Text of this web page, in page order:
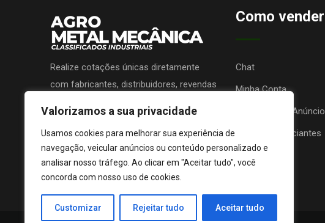
Valorizamos a sua privacidade
Usamos cookies para melhorar sua experiência de
navegação, veicular anúncios ou conteúdo personalizado e
analisar nosso tráfego. Ao clicar em "Aceitar tudo", você
concorda com nosso uso de cookies.
Customizar Rejeitar tudo Aceitar tudo
Realize cotações únicas diretamente
com fabricantes, distribuidores, revendas
propostas sem nenhum custo!
Como vender
Chat
Minha Conta
Promova seu Anúncio
Lojas de anunciantes